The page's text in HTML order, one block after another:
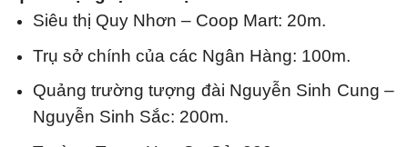
Siêu thị Quy Nhơn – Coop Mart: 20m.
Trụ sở chính của các Ngân Hàng: 100m.
Quảng trường tượng đài Nguyễn Sinh Cung –
Nguyễn Sinh Sắc: 200m.